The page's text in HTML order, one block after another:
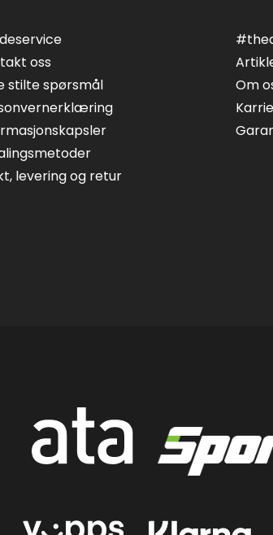
oss
stilte spørsmål
levering og retur
Om